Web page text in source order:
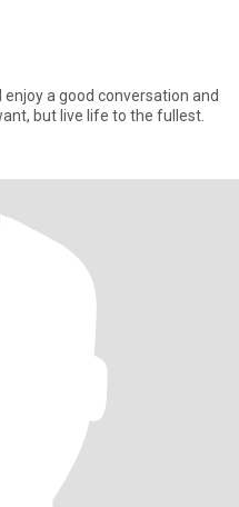
a good conversation and
but live life to the fullest.